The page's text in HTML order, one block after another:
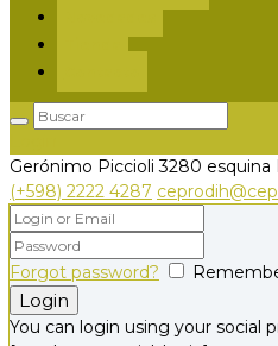
Gerónimo Piccioli 3280 esquina
(+598) 2222 4287
Forgot password?
You can login using your social